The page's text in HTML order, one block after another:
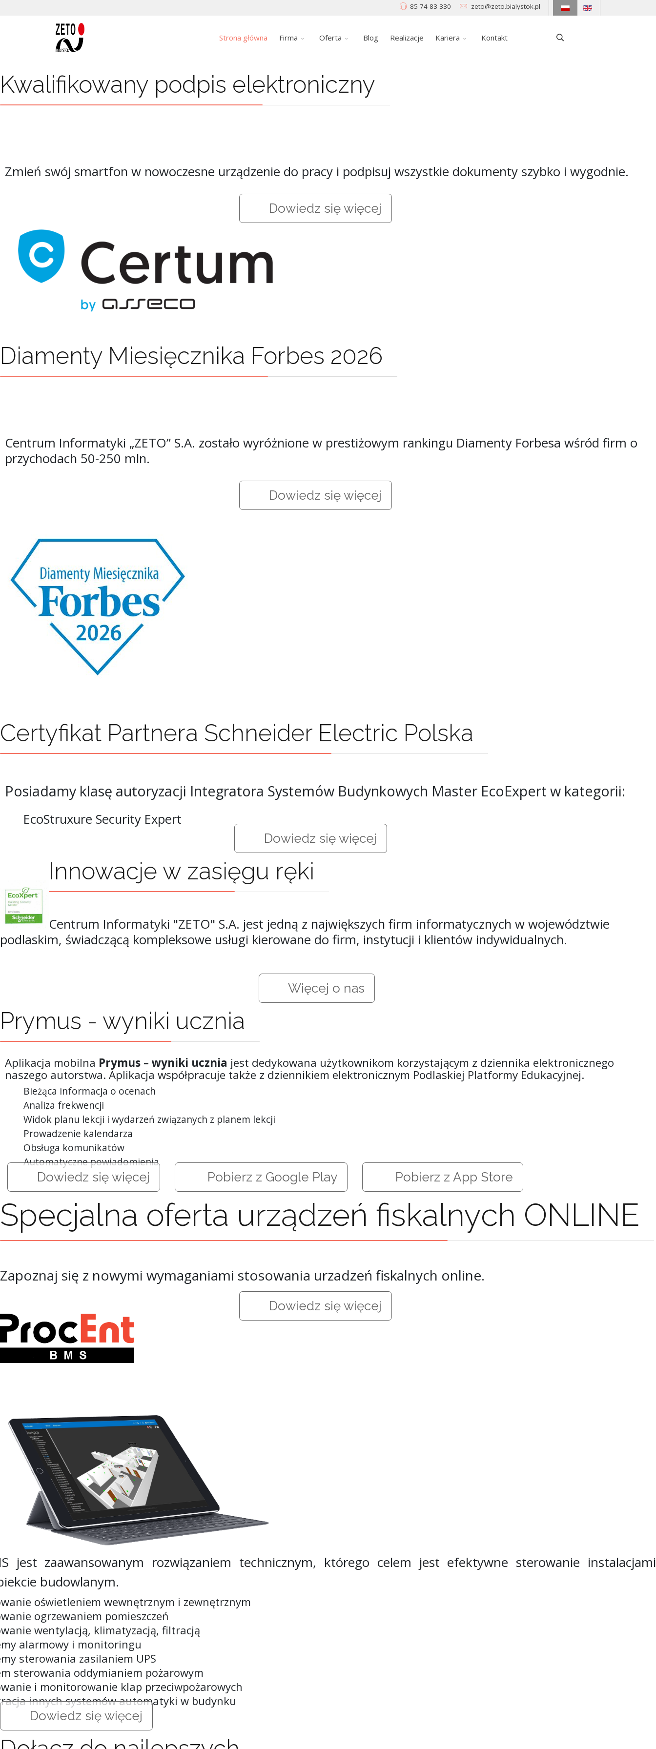
85 74 83 330 zeto@zeto.bialystok.pl
Strona główna Firma Oferta Blog Realizacje Kariera Kontakt
Kwalifikowany podpis elektroniczny
Zmień swój smartfon w nowoczesne urządzenie do pracy i podpisuj wszystkie dokumenty szybko i wygodnie.
Dowiedz się więcej
Diamenty Miesięcznika Forbes 2026
Centrum Informatyki „ZETO” S.A. zostało wyróżnione w prestiżowym rankingu Diamenty Forbesa wśród firm o
przychodach 50-250 mln.
Dowiedz się więcej
Certyfikat Partnera Schneider Electric Polska
Posiadamy klasę autoryzacji Integratora Systemów Budynkowych Master EcoExpert w kategorii:
EcoStruxure Security Expert
Dowiedz się więcej
Innowacje w zasięgu ręki
Centrum Informatyki "ZETO" S.A. jest jedną z największych firm informatycznych w województwie
podlaskim, świadczącą kompleksowe usługi kierowane do firm, instytucji i klientów indywidualnych.
Więcej o nas
Prymus - wyniki ucznia
Aplikacja mobilna Prymus – wyniki ucznia jest dedykowana użytkownikom korzystającym z dziennika elektronicznego
naszego autorstwa. Aplikacja współpracuje także z dziennikiem elektronicznym Podlaskiej Platformy Edukacyjnej.
Bieżąca informacja o ocenach
Analiza frekwencji
Widok planu lekcji i wydarzeń związanych z planem lekcji
Prowadzenie kalendarza
Obsługa komunikatów
Automatyczne powiadomienia
Dowiedz się więcej Pobierz z Google Play Pobierz z App Store
Specjalna oferta urządzeń fiskalnych ONLINE
Zapoznaj się z nowymi wymaganiami stosowania urzadzeń fiskalnych online.
Dowiedz się więcej
jest zaawansowanym rozwiązaniem technicznym, którego celem jest efektywne sterowanie instalacjami
budowlanym.
oświetleniem wewnętrznym i zewnętrznym
ogrzewaniem pomieszczeń
wentylacją, klimatyzacją, filtracją
alarmowy i monitoringu
sterowania zasilaniem UPS
sterowania oddymianiem pożarowym
i monitorowanie klap przeciwpożarowych
innych systemów automatyki w budynku
Dowiedz się więcej